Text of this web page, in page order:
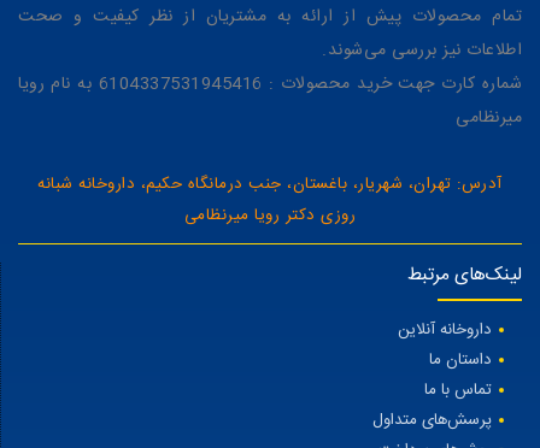
تمام محصولات پیش از ارائه به مشتریان از نظر کیفیت و صحت
اطلاعات نیز بررسی می‌شوند.
شماره کارت جهت خرید محصولات : 6104337531945416 به نام رویا
میرنظامی
آدرس: تهران، شهریار، باغستان، جنب درمانگاه حکیم، داروخانه شبانه
روزی دکتر رویا میرنظامی
لینک‌های مرتبط
داروخانه آنلاین
داستان ما
تماس با ما
پرسش‌های متداول